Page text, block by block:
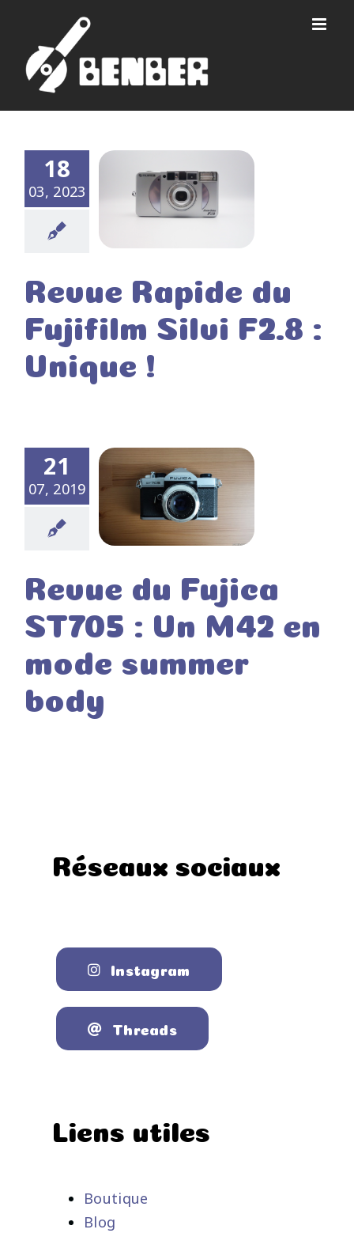
contenu
18
03, 2023
Revue Rapide du
Fujifilm Silvi F2.8 :
Unique !
21
07, 2019
Revue du Fujica
ST705 : Un M42 en
mode summer
body
Réseaux sociaux
Instagram
Threads
Liens utiles
Boutique
Blog